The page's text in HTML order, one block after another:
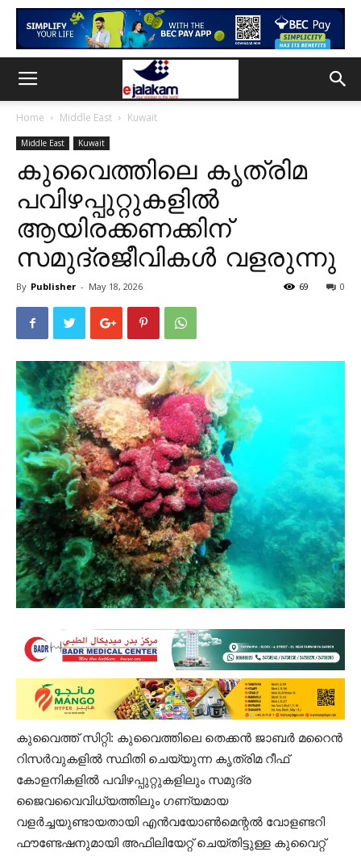
Home Middle East Kuwait
Middle East Kuwait
കുവൈത്തിലെ കൃത്രിമ
പവിഴപ്പുറ്റുകളിൽ
ആയിരക്കണക്കിന്
സമുദ്രജീവികൾ വളരുന്നു
By Publisher - May 18, 2026 0
69
കുവൈത്ത് സിറ്റി: കുവൈത്തിലെ തെക്കൻ ജാബർ മറൈൻ
റിസർവുകളിൽ സ്ഥിതി ചെയ്യുന്ന കൃത്രിമ റീഫ്
കോളനികളിൽ പവിഴപ്പുറ്റുകളിലും സമുദ്ര
ജൈവവൈവിധ്യത്തിലും ഗണ്യമായ
വളർച്ചയുണ്ടായതായി എൻവയോൺമെന്റൽ വോളണ്ടറി
ഫൗണ്ടേഷനുമായി അഫിലിയേറ്റ് ചെയ്തിട്ടുള്ള കുവൈറ്റ്